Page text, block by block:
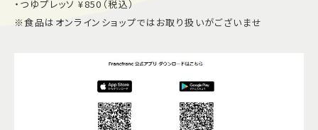
・つゆプレッソ ¥850（税込）
※食品はオンラインショップではお取り扱いがございませ